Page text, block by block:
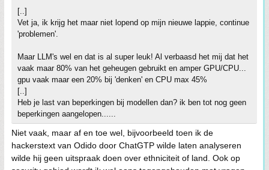
[..]
Vet ja, ik krijg het maar niet lopend op mijn nieuwe lappie, continue
'problemen'.
Maar LLM's wel en dat is al super leuk! Al verbaasd het mij dat het
vaak maar 80% van het geheugen gebruikt en amper GPU/CPU...
gpu vaak maar een 20% bij 'denken' en CPU max 45%
[..]
Heb je last van beperkingen bij modellen dan? ik ben tot nog geen
beperkingen aangelopen......
Niet vaak, maar af en toe wel, bijvoorbeeld toen ik de
hackerstext van Odido door ChatGTP wilde laten analyseren
wilde hij geen uitspraak doen over ethniciteit of land. Ook op